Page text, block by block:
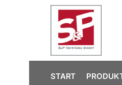
navigation
START